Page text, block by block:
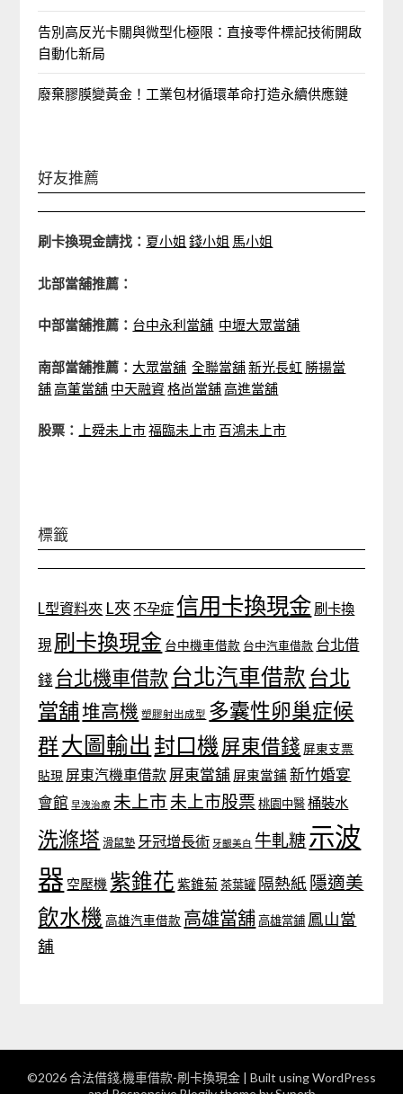
告別高反光卡關與微型化極限：直接零件標記技術開啟
自動化新局
廢棄膠膜變黃金！工業包材循環革命打造永續供應鏈
好友推薦
刷卡換現金請找： 夏小姐 錢小姐 馬小姐
北部當舖推薦：
中部當舖推薦： 台中永利當舖 中壢大眾當舖
南部當舖推薦： 大眾當舖 全聯當舖新光長虹 勝揚當
舖高董當舖 中天融資格尚當舖高進當舖
股票： 上舜未上市福臨未上市 百鴻未上市
標籤
L型資料夾 L夾 不孕症 信用卡換現金 刷卡換
現 刷卡換現金 台中機車借款 台中汽車借款 台北借
錢 台北機車借款 台北汽車借款 台北
當舖堆高機 塑膠射出成型 多囊性卵巢症候
群大圖輸出 封口機 屏東借錢 屏東支票
貼現 屏東汽機車借款 屏東當舖 屏東當鋪 新竹婚宴
會館 早洩治療 未上市 未上市股票 桃園中醫 桶裝水
洗滌塔 滑鼠墊 牙冠增長術 牙齦美白 牛軋糖示波
器 空壓機 紫錐花 紫錐菊 茶葉罐 隔熱紙 隱適美
飲水機 高雄汽車借款 高雄當舖 高雄當鋪 鳳山當
舖
©2026 合法借錢,機車借款-刷卡換現金 | Built using WordPress